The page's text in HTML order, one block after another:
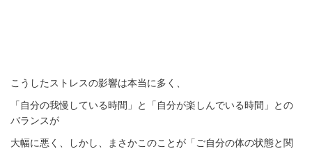
こうしたストレスの影響は本当に多く、
「自分の我慢している時間」と「自分が楽しんでいる時間」との
バランスが
大幅に悪く、しかし、まさかこのことが「ご自分の体の状態と関